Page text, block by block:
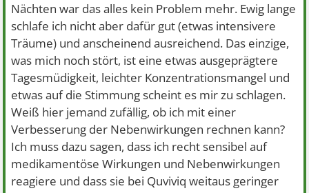
Nächten war das alles kein Problem mehr. Ewig lange
schlafe ich nicht aber dafür gut (etwas intensivere
Träume) und anscheinend ausreichend. Das einzige,
was mich noch stört, ist eine etwas ausgeprägtere
Tagesmüdigkeit, leichter Konzentrationsmangel und
etwas auf die Stimmung scheint es mir zu schlagen.
Weiß hier jemand zufällig, ob ich mit einer
Verbesserung der Nebenwirkungen rechnen kann?
Ich muss dazu sagen, dass ich recht sensibel auf
medikamentöse Wirkungen und Nebenwirkungen
reagiere und dass sie bei Quviviq weitaus geringer